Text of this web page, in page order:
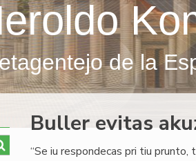
de la
Buller evitas
“Se iu respondecas pri tiu